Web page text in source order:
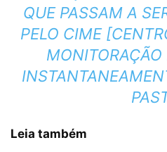
QUE PASSAM A
PELO CIME
Leia também